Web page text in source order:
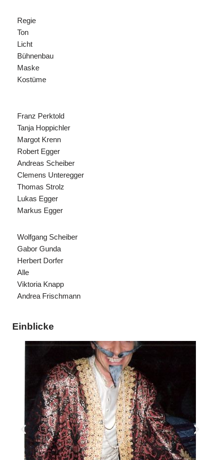
Regie
Ton
Licht
Bühnenbau
Maske
Kostüme
Franz Perktold
Tanja Hoppichler
Margot Krenn
Robert Egger
Andreas Scheiber
Clemens Unteregger
Thomas Strolz
Lukas Egger
Markus Egger
Wolfgang Scheiber
Gabor Gunda
Herbert Dorfer
Alle
Viktoria Knapp
Andrea Frischmann
Einblicke